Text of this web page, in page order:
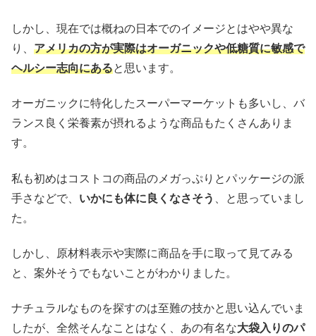
しかし、現在では概ねの日本でのイメージとはやや異な
り、 アメリカの方が実際はオーガニックや低糖質に敏感で
ヘルシー志向にあると思います。
オーガニックに特化したスーパーマーケットも多いし、バ
ランス良く栄養素が摂れるような商品もたくさんありま
す。
私も初めはコストコの商品のメガっぷりとパッケージの派
手さなどで、 いかにも体に良くなさそう
、と思っていまし
た。
しかし、原材料表示や実際に商品を手に取って見てみる
と、案外そうでもないことがわかりました。
ナチュラルなものを探すのは至難の技かと思い込んでいま
したが、全然そんなことはなく、あの有名な大袋入りのパ